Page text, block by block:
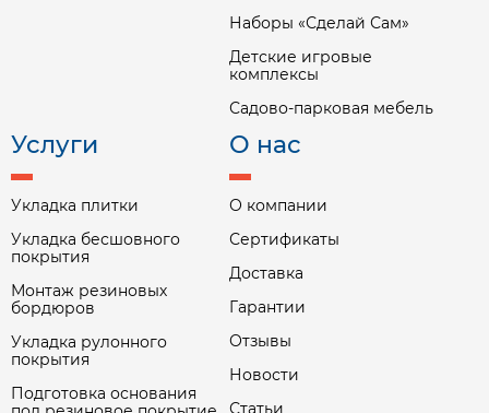
Наборы «Сделай Сам»
Детские игровые
комплексы
Садово-парковая мебель
Услуги
Укладка плитки
Укладка бесшовного
покрытия
Монтаж резиновых
бордюров
Укладка рулонного
покрытия
Подготовка основания
О нас
О компании
Сертификаты
Доставка
Гарантии
Отзывы
Новости
Статьи